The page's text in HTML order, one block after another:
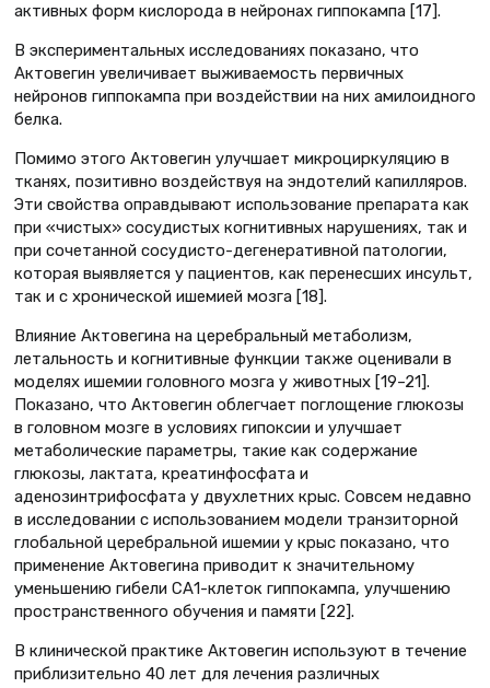
активных форм кислорода в нейронах гиппокампа [17].
В экспериментальных исследованиях показано, что
Актовегин увеличивает выживаемость первичных
нейронов гиппокампа при воздействии на них амилоидного
белка.
Помимо этого Актовегин улучшает микроциркуляцию в
тканях, позитивно воздействуя на эндотелий капилляров.
Эти свойства оправдывают использование препарата как
при «чистых» сосудистых когнитивных нарушениях, так и
при сочетанной сосудисто-дегенеративной патологии,
которая выявляется у пациентов, как перенесших инсульт,
так и с хронической ишемией мозга [18].
Влияние Актовегина на церебральный метаболизм,
летальность и когнитивные функции также оценивали в
моделях ишемии головного мозга у животных [19–21].
Показано, что Актовегин облегчает поглощение глюкозы
в головном мозге в условиях гипоксии и улучшает
метаболические параметры, такие как содержание
глюкозы, лактата, креатинфосфата и
аденозинтрифосфата у двухлетних крыс. Совсем недавно
в исследовании с использованием модели транзиторной
глобальной церебральной ишемии у крыс показано, что
применение Актовегина приводит к значительному
уменьшению гибели СА1-клеток гиппокампа, улучшению
пространственного обучения и памяти [22].
В клинической практике Актовегин используют в течение
приблизительно 40 лет для лечения различных